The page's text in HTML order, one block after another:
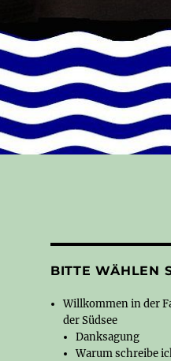
BITTE WÄHLEN
Willkommen in der
der Südsee
Danksagung
Warum schreibe